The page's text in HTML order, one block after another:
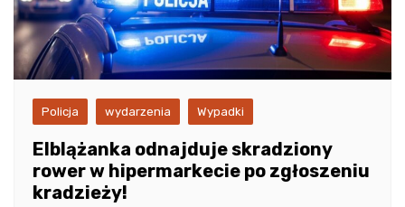
Policja wydarzenia Wypadki
Elblążanka odnajduje skradziony
rower w hipermarkecie po zgłoszeniu
kradzieży!